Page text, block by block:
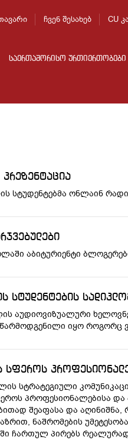
ჩვენ შესახებ CU
საერთაშორისო ურთიერთობები
სტუდენტებმა ონლაინ
აბიტურიენტი
სტუდენტების
აუდიოვიზუალური
იყო როგორც
სფეროს
სტრატეგიული
პროფესიონალებისა
შეაფასა და აღინიშნა,
ნაშრომების
ჩართულ პირებს